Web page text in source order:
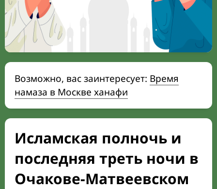
Возможно, вас заинтересует: Время
намаза в Москве ханафи
Исламская полночь и
последняя треть ночи в
Очакове-Матвеевском